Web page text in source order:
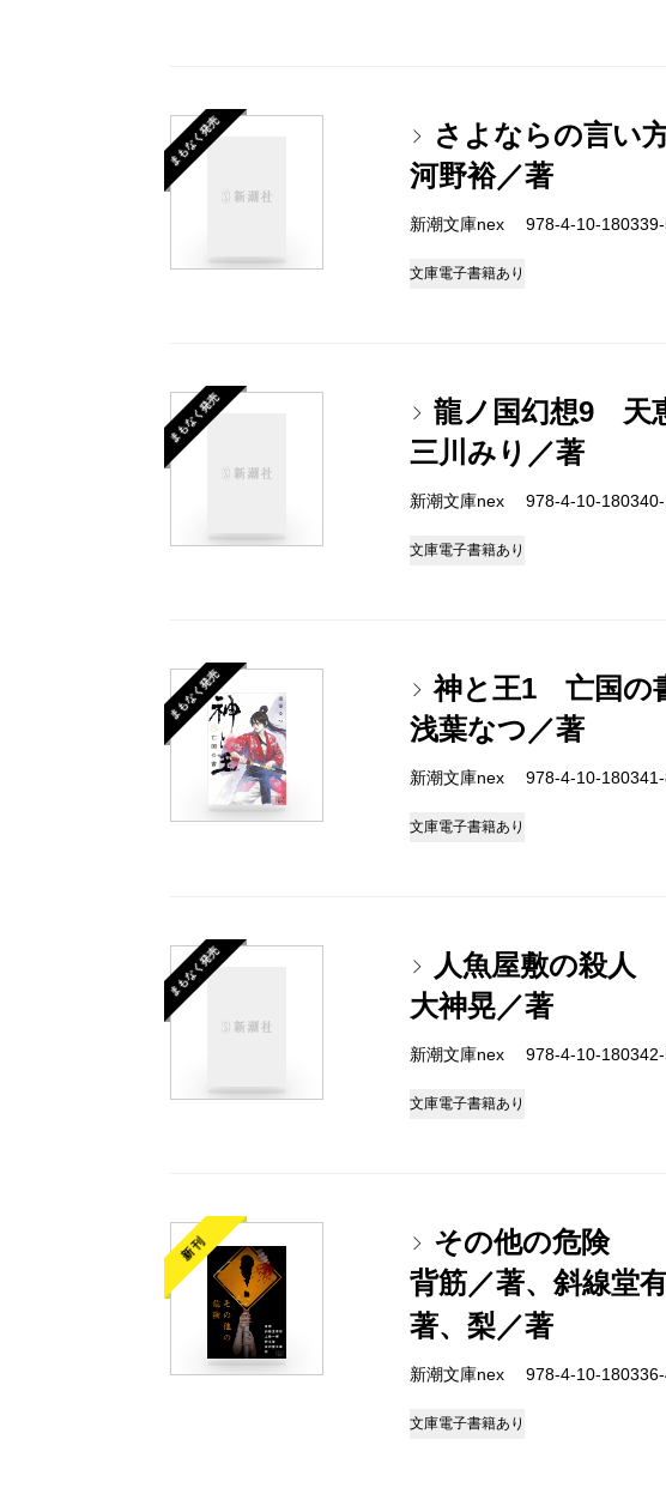
まもなく発売
さよならの言い
河野裕／著
新潮文庫nex 978-4-10-
文庫電子書籍あり
まもなく発売
龍ノ国幻想9 天
三川みり／著
新潮文庫nex 978-4-10-
文庫電子書籍あり
まもなく発売
神と王1 亡国の
浅葉なつ／著
新潮文庫nex 978-4-10-
文庫電子書籍あり
まもなく発売
人魚屋敷の殺人
大神晃／著
新潮文庫nex 978-4-10-
文庫電子書籍あり
新刊
その他の危険
背筋／著、斜線堂
著、梨／著
新潮文庫nex 978-4-10-
文庫電子書籍あり